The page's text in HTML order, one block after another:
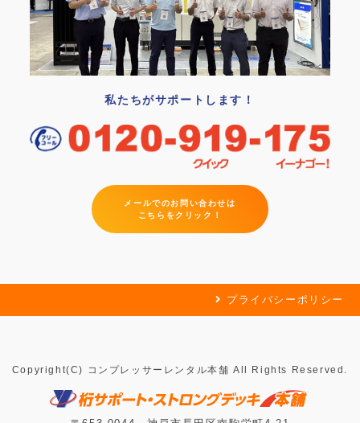
私たちがサポートします！
メールでのお問い合わせは
こちらをクリック！
プライバシーポリシー
Copyright(C) コンプレッサーレンタル本舗 All Rights Reserved.